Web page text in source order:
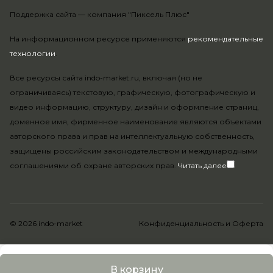
В корзину
На информационном ресурсе применяются рекомендательные
технологии.
Все ресурсы сайта indo-market.ru, включая (но не
ограничиваясь) текстовую, графическую, фотографическую и
видео информацию, структуру, дизайн и оформление страниц,
доменное имя, фирменное наименование являются объектами
авторского права и прав на интеллектуальную собственность,
защищены российским законодательством и международными
соглашениями об охране авторских прав. Читать далее
Поддержка сайта — компания "Пиксель Плюс"
© 2026 indo-market Конфиденциальность и Оферта